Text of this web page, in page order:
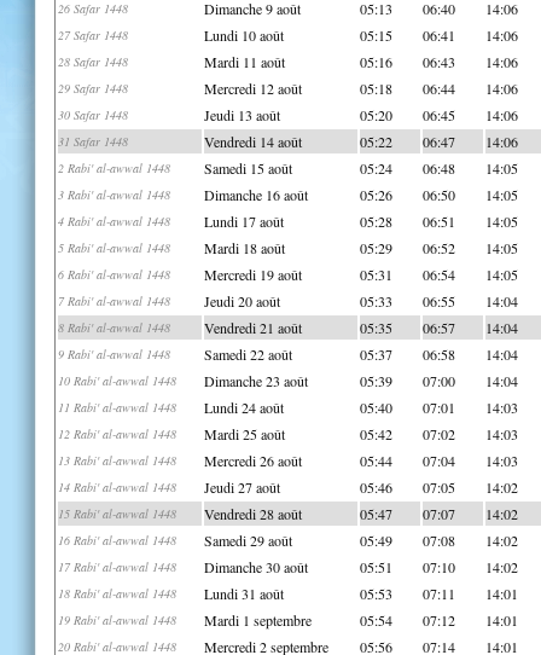
26 Safar 1448 Dimanche 9 août 05:13 06:40 14:06
27 Safar 1448 Lundi 10 août 05:15 06:41 14:06
28 Safar 1448 Mardi 11 août 05:16 06:43 14:06
29 Safar 1448 Mercredi 12 août 05:18 06:44 14:06
30 Safar 1448 Jeudi 13 août 05:20 06:45 14:06
31 Safar 1448 Vendredi 14 août 05:22 06:47 14:06
2 Rabi' al-awwal 1448 Samedi 15 août 05:24 06:48 14:05
3 Rabi' al-awwal 1448 Dimanche 16 août 05:26 06:50 14:05
4 Rabi' al-awwal 1448 Lundi 17 août 05:28 06:51 14:05
5 Rabi' al-awwal 1448 Mardi 18 août 05:29 06:52 14:05
6 Rabi' al-awwal 1448 Mercredi 19 août 05:31 06:54 14:05
7 Rabi' al-awwal 1448 Jeudi 20 août 05:33 06:55 14:04
8 Rabi' al-awwal 1448 Vendredi 21 août 05:35 06:57 14:04
9 Rabi' al-awwal 1448 Samedi 22 août 05:37 06:58 14:04
10 Rabi' al-awwal 1448 Dimanche 23 août 05:39 07:00 14:04
11 Rabi' al-awwal 1448 Lundi 24 août 05:40 07:01 14:03
12 Rabi' al-awwal 1448 Mardi 25 août 05:42 07:02 14:03
13 Rabi' al-awwal 1448 Mercredi 26 août 05:44 07:04 14:03
14 Rabi' al-awwal 1448 Jeudi 27 août 05:46 07:05 14:02
15 Rabi' al-awwal 1448 Vendredi 28 août 05:47 07:07 14:02
16 Rabi' al-awwal 1448 Samedi 29 août 05:49 07:08 14:02
17 Rabi' al-awwal 1448 Dimanche 30 août 05:51 07:10 14:02
18 Rabi' al-awwal 1448 Lundi 31 août 05:53 07:11 14:01
19 Rabi' al-awwal 1448 Mardi 1 septembre 05:54 07:12 14:01
20 Rabi' al-awwal 1448 Mercredi 2 septembre 05:56 07:14 14:01